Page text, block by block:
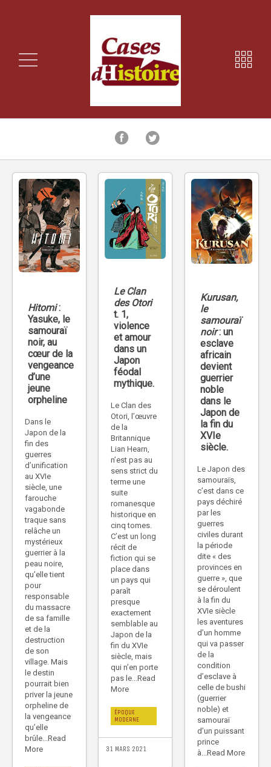
Hitomi:
Yasuke, le
samouraï
noir, au
cœur de la
vengeance
d’une
jeune
orpheline
Dans le
Japon de la
fin des
guerres
d’unification
au XVIe
siècle, une
farouche
vagabonde
traque sans
relâche un
mystérieux
guerrier à la
peau noire,
qu’elle tient
pour
responsable
du massacre
de sa famille
et de la
destruction
de son
village. Mais
le destin
pourrait bien
priver la jeune
orpheline de
la vengeance
qu’elle
brûle...Read
More
Le Clan
des Otori
t. 1,
violence
et amour
dans un
Japon
féodal
mythique.
Le Clan des
Otori, l’œuvre
de la
Britannique
Lian Hearn,
n’est pas au
sens strict du
terme une
suite
romanesque
historique en
cinq tomes.
C’est un long
récit de
fiction qui se
place dans
un pays qui
paraît
presque
exactement
semblable au
Japon de la
fin du XVIe
siècle, mais
qui n’en porte
pas le...Read
More
ÉPOQUE
MODERNE
31 MARS 2021
Kurusan,
le
samouraï
noir: un
esclave
africain
devient
guerrier
noble
dans le
Japon de
la fin du
XVIe
siècle.
Le Japon des
samouraïs,
c’est dans ce
pays déchiré
par les
guerres
civiles durant
la période
dite « des
provinces en
guerre », que
se déroulent
à la fin du
XVIe siècle
les aventures
d’un homme
qui va passer
de la
condition
d’esclave à
celle de bushi
(guerrier
noble) et
samouraï
d’un puissant
prince
à...Read More